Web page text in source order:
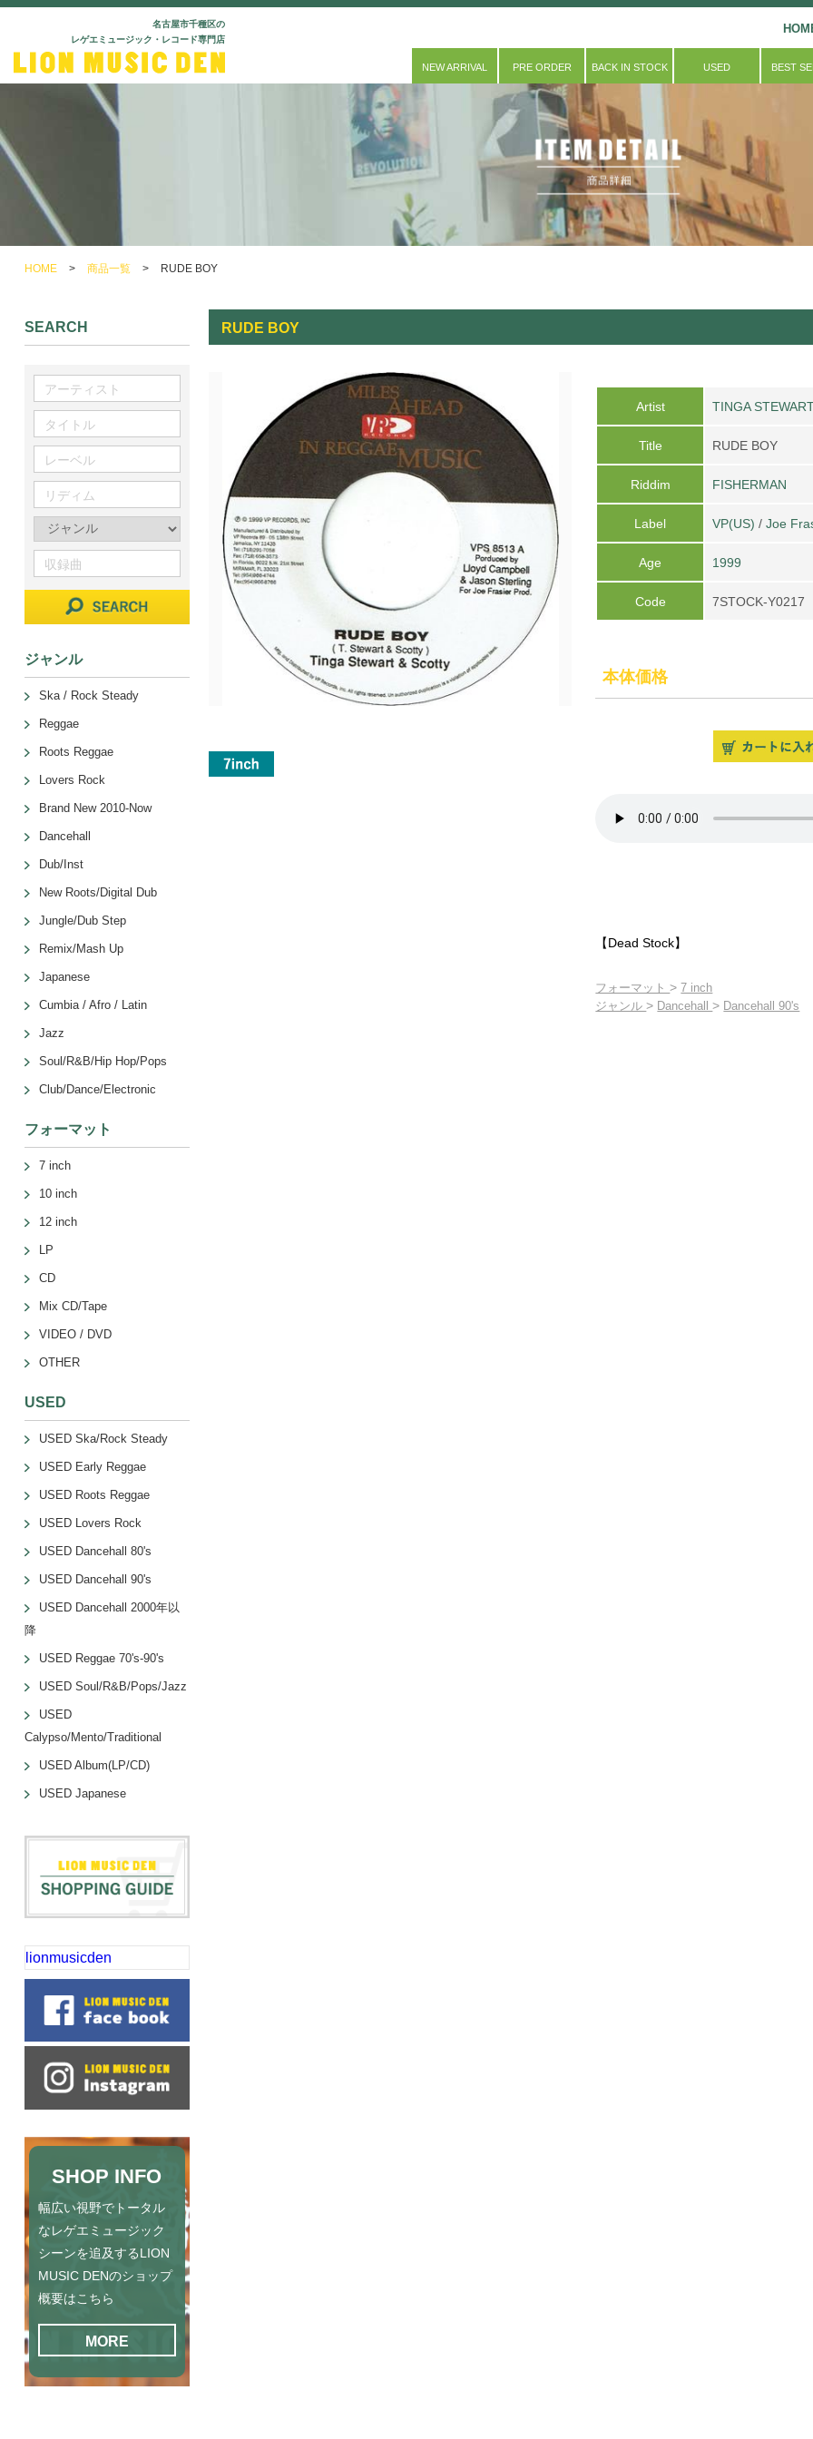
名古屋市千種区の
レゲエミュージック・レコード専門店
NEW ARRIVAL PRE ORDER BACK IN STOCK USED BEST
HOME > 商品一覧 > RUDE BOY
RUDE BOY
Artist TINGA
Title RUDE BOY
Riddim FISHERMAN
Label VP(US) /Joe
Age 1999
Code 7STOCK-Y0217
本体価格
【Dead Stock】
フォーマット>7 inch
ジャンル> Dancehall> Dancehall 90's
SEARCH
ジャンル
Ska / Rock Steady
Reggae
Roots Reggae
Lovers Rock
Brand New 2010-Now
Dancehall
Dub/Inst
New Roots/Digital Dub
Jungle/Dub Step
Remix/Mash Up
Japanese
Cumbia / Afro / Latin
Jazz
Soul/R&B/Hip Hop/Pops
Club/Dance/Electronic
フォーマット
7 inch
10 inch
12 inch
LP
CD
Mix CD/Tape
VIDEO / DVD
OTHER
USED
USED Ska/Rock Steady
USED Early Reggae
USED Roots Reggae
USED Lovers Rock
USED Dancehall 80's
USED Dancehall 90's
USED Dancehall 2000年以
降
USED Reggae 70's-90's
USED Soul/R&B/Pops/Jazz
USED
Calypso/Mento/Traditional
USED Album(LP/CD)
USED Japanese
lionmusicden
SHOP INFO
幅広い視野でトータル
なレゲエミュージック
シーンを追及するLION
MUSIC DENのショップ
概要はこちら
MORE